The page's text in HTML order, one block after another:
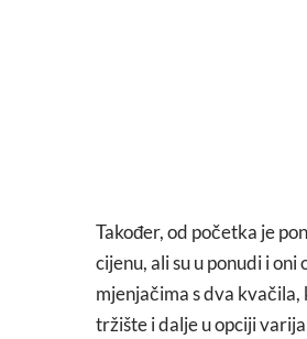
Također, od početka je
cijenu, ali su u ponudi i
mjenjačima s dva kvačila,
tržište i dalje u opciji